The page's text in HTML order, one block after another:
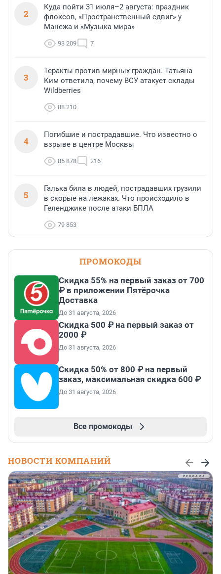
2
Куда пойти 31 июля–2 августа: праздник
флоксов, «Пространственный сдвиг» у
Манежа и «Музыка мира»
93 209 7
3
Теракты против мирных граждан. Татьяна
Ким ответила, почему ВСУ атакует склады
Wildberries
88 210
4
Погибшие и пострадавшие. Что известно о
взрыве в центре Москвы
85 878 216
5
Галька била в людей, пострадавших грузили
в скорые на лежаках. Что происходило в
Геленджике после атаки БПЛА
79 853
ПРОМОКОДЫ
Скидка 55% на первый заказ от 700
₽ в приложении Пятёрочка
Доставка
До 31 августа, 2026
Скидка 500 ₽ на первый заказ от
2000 ₽
До 31 августа, 2026
Скидка 50% от 800 ₽ на первый
заказ, максимальная скидка 600 ₽
До 31 августа, 2026
Все промокоды
НОВОСТИ КОМПАНИЙ